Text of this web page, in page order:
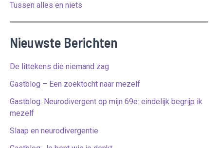
Tussen alles en niets
Nieuwste Berichten
De littekens die niemand zag
Gastblog – Een zoektocht naar mezelf
Gastblog: Neurodivergent op mijn 69e: eindelijk begrijp ik
mezelf
Slaap en neurodivergentie